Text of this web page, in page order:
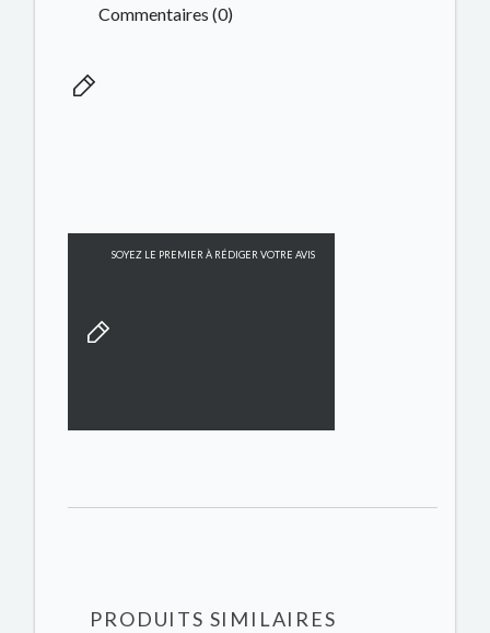
Commentaires (0)
SOYEZ LE PREMIER À RÉDIGER VOTRE AVIS
PRODUITS SIMILAIRES